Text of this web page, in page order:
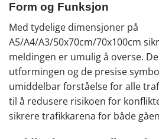
Form og Funksjon
Med tydelige dimensjoner på
A5/A4/A3/50x70cm/70x100cm
meldingen er umulig å overse.
utformingen og de presise
umiddelbar forståelse for alle
til å redusere risikoen for
sikrere trafikkarena for både